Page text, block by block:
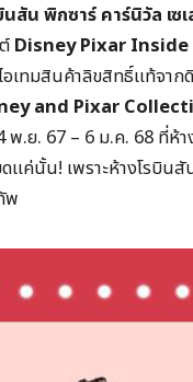
สัน พิกซาร์ คาร์นิวัล เซ
Disney Pixar
เทมสินค้าลิขสิทธิ์แท้จา
and Pixar
.ย. 67 – 6 ม.ค. 68 ที่ห้
แค่นั้น! เพราะห้างโรบิ
พ